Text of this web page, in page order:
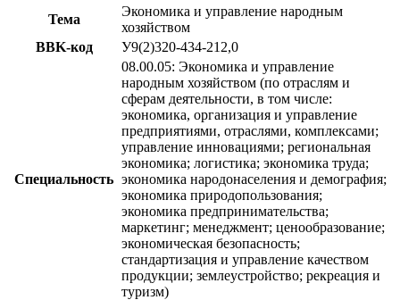
Тема
Экономика и управление народным
хозяйством
BBK-код
У9(2)320-434-212,0
Специальность
08.00.05: Экономика и управление
народным хозяйством (по отраслям и
сферам деятельности, в том числе:
экономика, организация и управление
предприятиями, отраслями, комплексами;
управление инновациями; региональная
экономика; логистика; экономика труда;
экономика народонаселения и демография;
экономика природопользования;
экономика предпринимательства;
маркетинг; менеджмент; ценообразование;
экономическая безопасность;
стандартизация и управление качеством
продукции; землеустройство; рекреация и
туризм)